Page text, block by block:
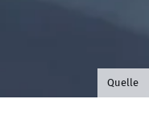
©B.G.
Quelle